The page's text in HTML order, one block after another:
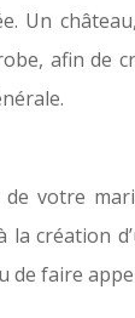
Un
afin de
votre
création
de faire